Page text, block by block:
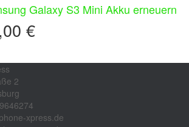
Galaxy S3 Mini Akku erneuern
€
2
xpress.de